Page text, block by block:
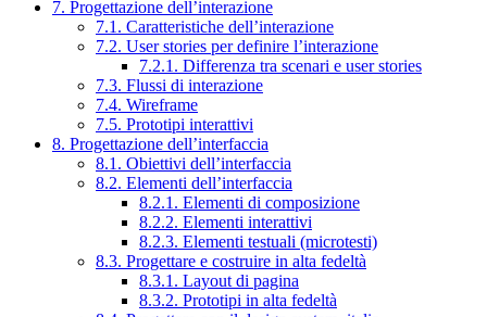
7. Progettazione dell’interazione
7.1. Caratteristiche dell’interazione
7.2. User stories per definire l’interazione
7.2.1. Differenza tra scenari e user stories
7.3. Flussi di interazione
7.4. Wireframe
7.5. Prototipi interattivi
8. Progettazione dell’interfaccia
8.1. Obiettivi dell’interfaccia
8.2. Elementi dell’interfaccia
8.2.1. Elementi di composizione
8.2.2. Elementi interattivi
8.2.3. Elementi testuali (microtesti)
8.3. Progettare e costruire in alta fedeltà
8.3.1. Layout di pagina
8.3.2. Prototipi in alta fedeltà